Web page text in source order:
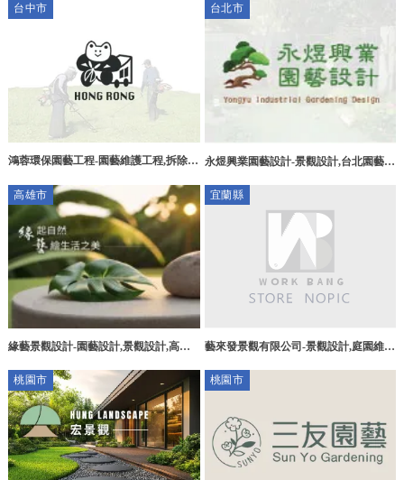
尾真柏買賣
栽買賣,
台中市
鴻蓉環保園藝工程-園藝維護工程,拆除工
拆除工程,沙鹿廢棄物清運
台北市
永煜興業園藝設計-景觀設計,台北園藝保
計,大同區景觀設計
高雄市
緣藝景觀設計-園藝設計,景觀設計,高雄
計,仁武區景觀設計
宜蘭縣
藝來發景觀有限公司-景觀設計,庭園維
桃園市
桃園市